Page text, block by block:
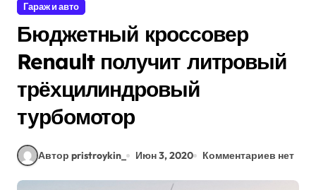
Гараж и авто
Бюджетный кроссовер
Renault получит литровый
трёхцилиндровый
турбомотор
Автор pristroykin_ Июн 3, 2020 Комментариев нет